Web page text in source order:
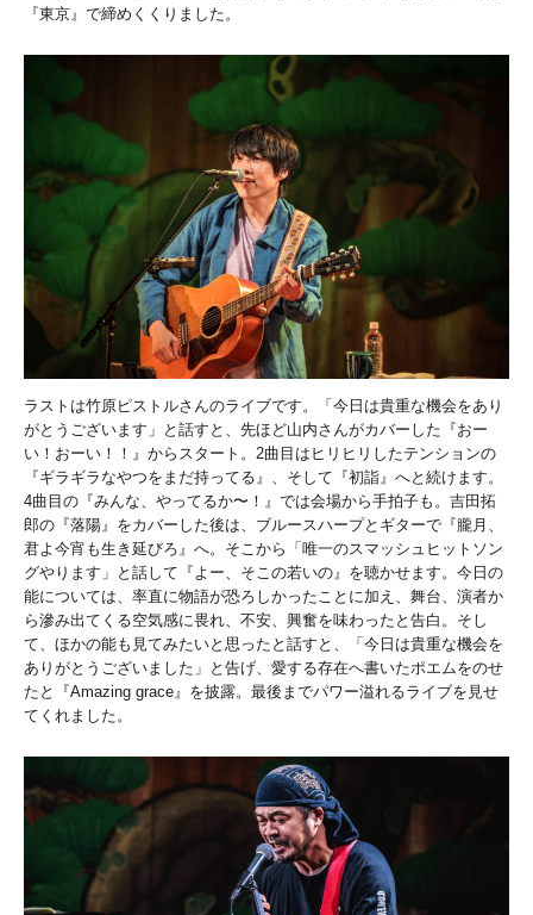
『東京』で締めくくりました。
ラストは竹原ピストルさんのライブです。「今日は貴重な機会をあり
がとうございます」と話すと、先ほど山内さんがカバーした『おー
い！おーい！！』からスタート。2曲目はヒリヒリしたテンションの
『ギラギラなやつをまだ持ってる』、そして『初詣』へと続けます。
4曲目の『みんな、やってるか〜！』では会場から手拍子も。吉田拓
郎の『落陽』をカバーした後は、ブルースハープとギターで『朧月、
君よ今宵も生き延びろ』へ。そこから「唯一のスマッシュヒットソン
グやります」と話して『よー、そこの若いの』を聴かせます。今日の
能については、率直に物語が恐ろしかったことに加え、舞台、演者か
ら滲み出てくる空気感に畏れ、不安、興奮を味わったと告白。そし
て、ほかの能も見てみたいと思ったと話すと、「今日は貴重な機会を
ありがとうございました」と告げ、愛する存在へ書いたポエムをのせ
たと『Amazing grace』を披露。最後までパワー溢れるライブを見せ
てくれました。